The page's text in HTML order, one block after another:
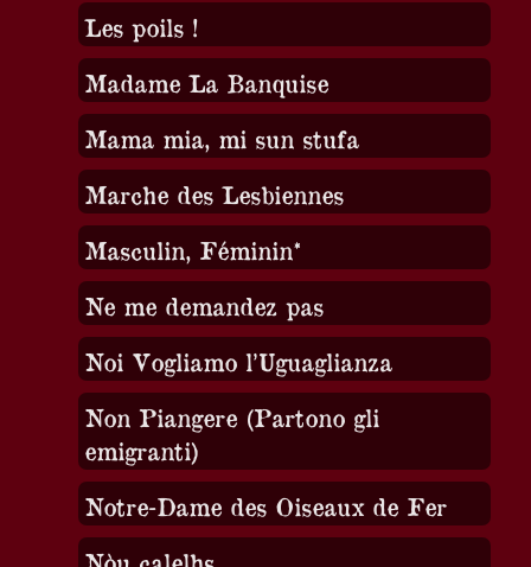
Les poils !
Madame La Banquise
Mama mia, mi sun stufa
Marche des Lesbiennes
Masculin, Féminin*
Ne me demandez pas
Noi Vogliamo l’Uguaglianza
Non Piangere (Partono gli
emigranti)
Notre-Dame des Oiseaux de Fer